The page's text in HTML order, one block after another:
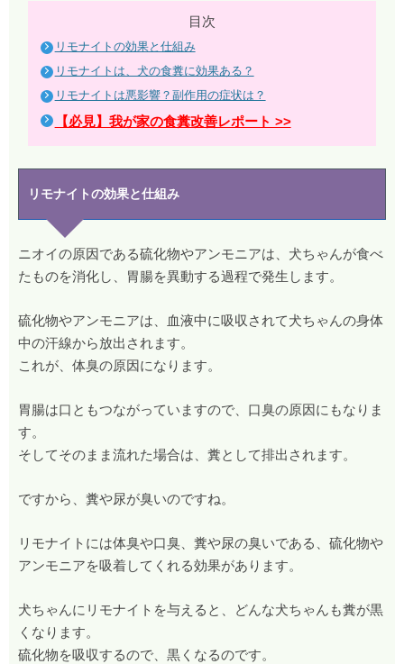
目次
リモナイトの効果と仕組み
リモナイトは、犬の食糞に効果ある？
リモナイトは悪影響？副作用の症状は？
【必見】我が家の食糞改善レポート >>
リモナイトの効果と仕組み
ニオイの原因である硫化物やアンモニアは、犬ちゃんが食べ
たものを消化し、胃腸を異動する過程で発生します。
硫化物やアンモニアは、血液中に吸収されて犬ちゃんの身体
中の汗線から放出されます。
これが、体臭の原因になります。
胃腸は口ともつながっていますので、口臭の原因にもなりま
す。
そしてそのまま流れた場合は、糞として排出されます。
ですから、糞や尿が臭いのですね。
リモナイトには体臭や口臭、糞や尿の臭いである、硫化物や
アンモニアを吸着してくれる効果があります。
犬ちゃんにリモナイトを与えると、どんな犬ちゃんも糞が黒
くなります。
硫化物を吸収するので、黒くなるのです。